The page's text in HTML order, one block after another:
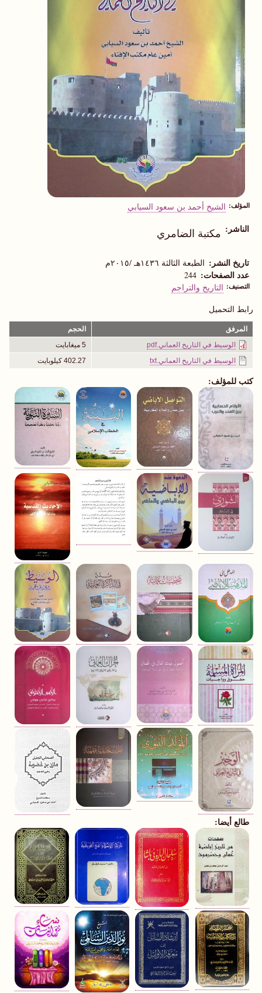
المؤلف الشيخ أحمد بن سعود السيابي
الناشر مكتبة الضامري
تاريخ النشر الطبعة الثالثة ١٤٣٦هـ /٢٠١٥م
عدد الصفحات 244
التصنيف التاريخ والتراجم
رابط التحميل
المرفق
الحجم
الوسيط في التاريخ العماني.pdf
5 ميغابايت
الوسيط في التاريخ العماني.txt
402.27 كيلوبايت
كتب للمؤلف:
طالع أيضا